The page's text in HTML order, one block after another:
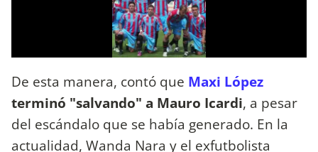
De esta manera, contó que Maxi López
terminó "salvando" a Mauro Icardi, a pesar
del escándalo que se había generado. En la
actualidad, Wanda Nara y el exfutbolista